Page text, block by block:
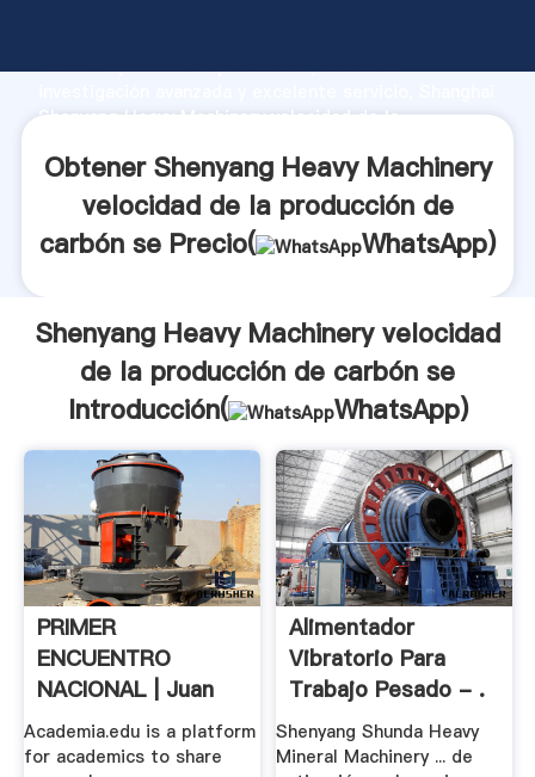
fuerte capacidad de producción, fuerza de
Shenyang Heavy Machinery velocidad de la
aporta valores a todos los clientes.
Obtener Shenyang Heavy Machinery
velocidad de la producción de
carbón se Precio(
WhatsApp)
Shenyang Heavy Machinery velocidad
de la producción de carbón se
Introducción(
WhatsApp)
PRIMER
ENCUENTRO
NACIONAL | Juan
Espin .
Academia.edu is a platform
for academics to share
Alimentador
Vibratorio Para
Trabajo Pesado - .
Shenyang Shunda Heavy
Mineral Machinery ... de